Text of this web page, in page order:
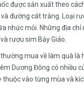
được sản xuất theo
đường cát trắng. Loại
nhức mỏi. Những địa
rượu sim Bảy Giáo.
thường mua về làm quà là
Dương Đông có nhiều
thuộc vào từng mùa và